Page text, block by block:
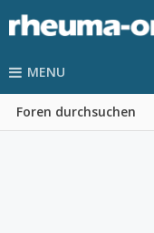
MENU
Foren durchsuchen